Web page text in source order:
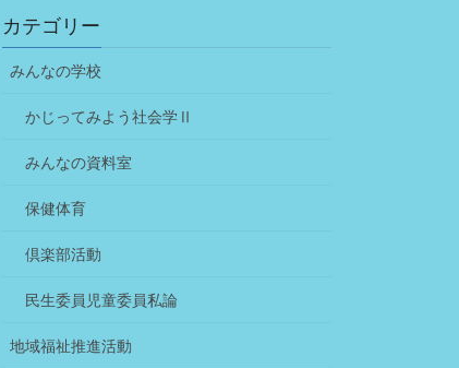
カテゴリー
みんなの学校
かじってみよう社会学Ⅱ
みんなの資料室
保健体育
倶楽部活動
民生委員児童委員私論
地域福祉推進活動